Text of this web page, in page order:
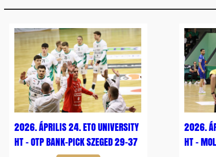
2026. ÁPRILIS 24. ETO UNIVERSITY
HT – OTP BANK-PICK SZEGED 29-37
2026.
HT –